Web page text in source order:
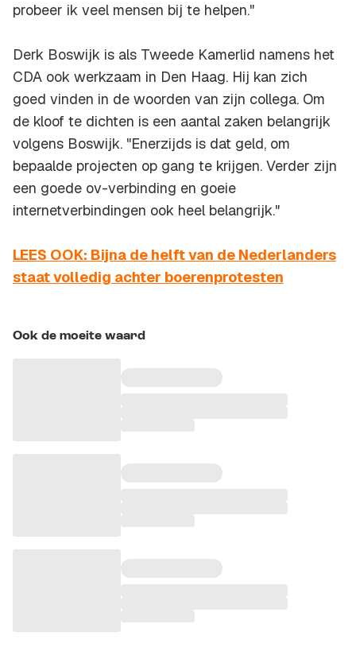
probeer ik veel mensen bij te helpen."
Derk Boswijk is als Tweede Kamerlid namens het
CDA ook werkzaam in Den Haag. Hij kan zich
goed vinden in de woorden van zijn collega. Om
de kloof te dichten is een aantal zaken belangrijk
volgens Boswijk. "Enerzijds is dat geld, om
bepaalde projecten op gang te krijgen. Verder zijn
een goede ov-verbinding en goeie
internetverbindingen ook heel belangrijk."
LEES OOK: Bijna de helft van de Nederlanders
staat volledig achter boerenprotesten
Ook de moeite waard